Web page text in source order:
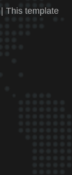
This template